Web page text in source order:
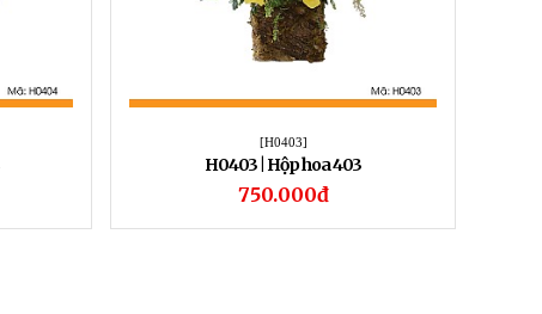
[H0403]
H0403 | Hộp hoa 403
750.000đ